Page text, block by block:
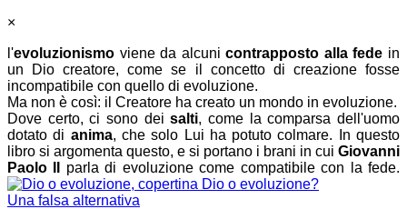
×
l'evoluzionismo viene da alcunicontrapposto alla fede in
un Dio creatore, come se il concetto di creazione fosse
incompatibile con quello di evoluzione.
Ma non è così: il Creatore ha creato un mondo in evoluzione.
Dove certo, ci sono deisalti, come la comparsa dell'uomo
dotato di anima, che solo Lui ha potuto colmare. In questo
libro si argomenta questo, e si portano i brani in cui Giovanni
Paolo II
parla di evoluzione come compatibile con la fede.
Dio o evoluzione?
Una falsa alternativa